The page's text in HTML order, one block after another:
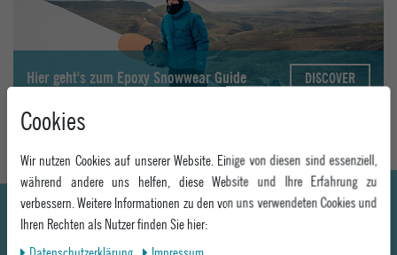
Hier geht's zum Epoxy Snowwear Guide DISCOVER
Cookies
Wir nutzen Cookies auf unserer Website. Einige von diesen sind essenziell,
während andere uns helfen, diese Website und Ihre Erfahrung zu
verbessern. Weitere Informationen zu den von uns verwendeten Cookies und
Ihren Rechten als Nutzer finden Sie hier:
Daten­schutz­erklärung
Impressum